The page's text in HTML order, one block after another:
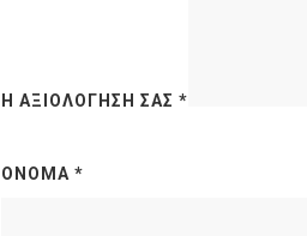
Η ΑΞΙΟΛΌΓΗΣΉ ΣΑΣ *
ΌΝΟΜΑ *